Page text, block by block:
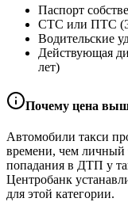
Паспорт
СТС или ПТС
Водительские
Действующая
лет)
Почему цена
Автомобили такси
времени, чем личный
попадания в ДТП у
Центробанк
для этой категории.